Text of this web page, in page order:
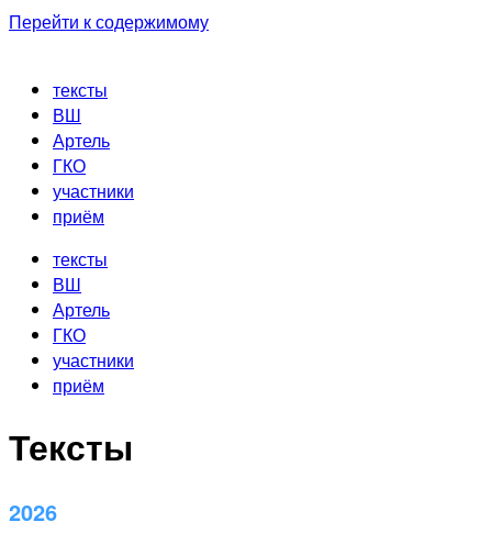
Перейти к содержимому
тексты
ВШ
Артель
ГКО
участники
приём
тексты
ВШ
Артель
ГКО
участники
приём
Тексты
2026